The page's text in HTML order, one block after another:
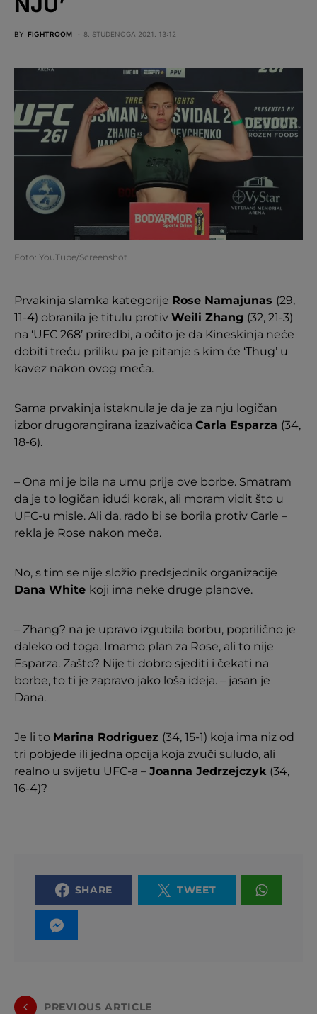
BY FIGHTROOM 8. STUDENOGA 2021. 13:12
Foto: YouTube/Screenshot
Prvakinja slamka kategorije Rose Namajunas (29,
11-4) obranila je titulu protiv Weili Zhang (32, 21-3)
na ‘UFC 268’ priredbi, a očito je da Kineskinja neće
dobiti treću priliku pa je pitanje s kim će ‘Thug’ u
kavez nakon ovog meča.
Sama prvakinja istaknula je da je za nju logičan
izbor drugorangirana izazivačica Carla Esparza (34,
18-6).
– Ona mi je bila na umu prije ove borbe. Smatram
da je to logičan idući korak, ali moram vidit što u
UFC-u misle. Ali da, rado bi se borila protiv Carle –
rekla je Rose nakon meča.
No, s tim se nije složio predsjednik organizacije
Dana White koji ima neke druge planove.
– Zhang? na je upravo izgubila borbu, poprilično je
daleko od toga. Imamo plan za Rose, ali to nije
Esparza. Zašto? Nije ti dobro sjediti i čekati na
borbe, to ti je zapravo jako loša ideja. – jasan je
Dana.
Je li to Marina Rodriguez (34, 15-1) koja ima niz od
tri pobjede ili jedna opcija koja zvuči suludo, ali
realno u svijetu UFC-a – Joanna Jedrzejczyk (34,
16-4)?
SHARE TWEET
PREVIOUS ARTICLE